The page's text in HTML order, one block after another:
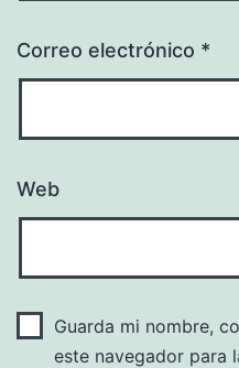
Correo electrónico *
Web
Guarda mi nombre,
este navegador para